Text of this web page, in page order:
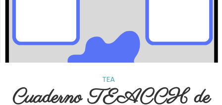
TEA
Cuaderno TEACCH de